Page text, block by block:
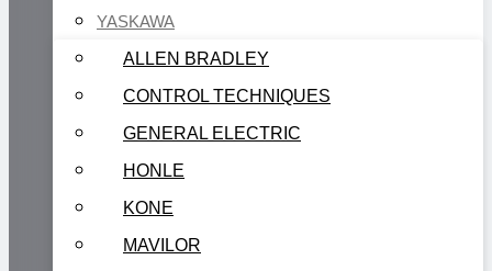
YASKAWA
ALLEN BRADLEY
CONTROL TECHNIQUES
GENERAL ELECTRIC
HONLE
KONE
MAVILOR